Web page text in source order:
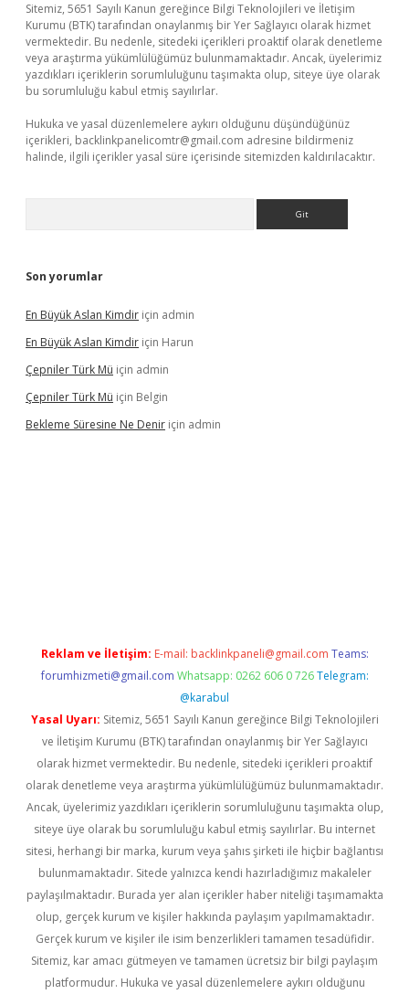
Sitemiz, 5651 Sayılı Kanun gereğince Bilgi Teknolojileri ve İletişim
Kurumu (BTK) tarafından onaylanmış bir Yer Sağlayıcı olarak hizmet
vermektedir. Bu nedenle, sitedeki içerikleri proaktif olarak denetleme
veya araştırma yükümlülüğümüz bulunmamaktadır. Ancak, üyelerimiz
yazdıkları içeriklerin sorumluluğunu taşımakta olup, siteye üye olarak
bu sorumluluğu kabul etmiş sayılırlar.
Hukuka ve yasal düzenlemelere aykırı olduğunu düşündüğünüz
içerikleri, backlinkpanelicomtr@gmail.com adresine bildirmeniz
halinde, ilgili içerikler yasal süre içerisinde sitemizden kaldırılacaktır.
Son yorumlar
En Büyük Aslan Kimdir için admin
En Büyük Aslan Kimdir için Harun
Çepniler Türk Mü için admin
Çepniler Türk Mü için Belgin
Bekleme Süresine Ne Denir için admin
Reklam ve İletişim: E-mail: backlinkpaneli@gmail.com Teams:
forumhizmeti@gmail.com Whatsapp: 0262 606 0 726 Telegram:
@karabul
Yasal Uyarı: Sitemiz, 5651 Sayılı Kanun gereğince Bilgi Teknolojileri
ve İletişim Kurumu (BTK) tarafından onaylanmış bir Yer Sağlayıcı
olarak hizmet vermektedir. Bu nedenle, sitedeki içerikleri proaktif
olarak denetleme veya araştırma yükümlülüğümüz bulunmamaktadır.
Ancak, üyelerimiz yazdıkları içeriklerin sorumluluğunu taşımakta olup,
siteye üye olarak bu sorumluluğu kabul etmiş sayılırlar. Bu internet
sitesi, herhangi bir marka, kurum veya şahıs şirketi ile hiçbir bağlantısı
bulunmamaktadır. Sitede yalnızca kendi hazırladığımız makaleler
paylaşılmaktadır. Burada yer alan içerikler haber niteliği taşımamakta
olup, gerçek kurum ve kişiler hakkında paylaşım yapılmamaktadır.
Gerçek kurum ve kişiler ile isim benzerlikleri tamamen tesadüfidir.
Sitemiz, kar amacı gütmeyen ve tamamen ücretsiz bir bilgi paylaşım
platformudur. Hukuka ve yasal düzenlemelere aykırı olduğunu